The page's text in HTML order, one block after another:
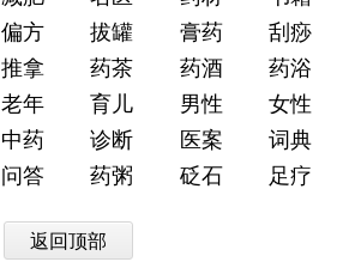
偏方 拔罐 膏药
刮痧
推拿 药茶 药酒
药浴
老年 育儿 男性
女性
中药 诊断 医案
词典
问答 药粥 砭石 足疗
返回顶部